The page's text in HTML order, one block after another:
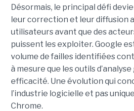
Désormais, le principal défi
leur correction et leur diffusion
utilisateurs avant que des
puissent les exploiter. Google
volume de failles identifiées
à mesure que les outils
efficacité. Une évolution qui
l’industrie logicielle et pas
Chrome.